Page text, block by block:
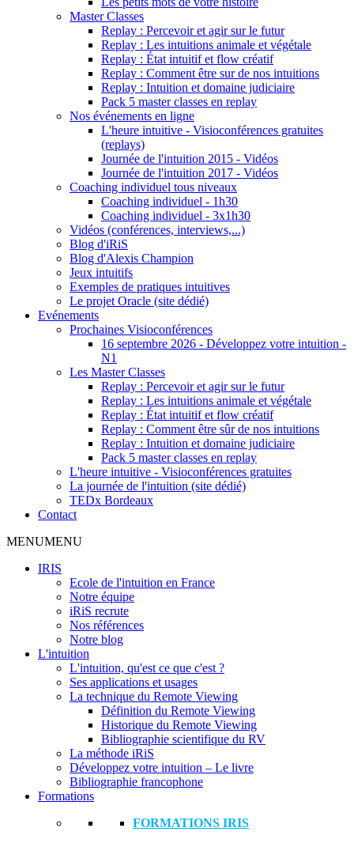
Master Classes
Replay : Percevoir et agir sur le futur
Replay : Les intuitions animale et végétale
Replay : État intuitif et flow créatif
Replay : Comment être sur de nos intuitions
Replay : Intuition et domaine judiciaire
Pack 5 master classes en replay
Nos événements en ligne
L'heure intuitive - Visioconférences gratuites
(replays)
Journée de l'intuition 2015 - Vidéos
Journée de l'intuition 2017 - Vidéos
Coaching individuel tous niveaux
Coaching individuel - 1h30
Coaching individuel - 3x1h30
Vidéos (conférences, interviews,...)
Blog d'iRiS
Blog d'Alexis Champion
Jeux intuitifs
Exemples de pratiques intuitives
Le projet Oracle (site dédié)
Evénements
Prochaines Visioconférences
16 septembre 2026 - Développez votre intuition -
N1
Les Master Classes
Replay : Percevoir et agir sur le futur
Replay : Les intuitions animale et végétale
Replay : État intuitif et flow créatif
Replay : Comment être sûr de nos intuitions
Replay : Intuition et domaine judiciaire
Pack 5 master classes en replay
L'heure intuitive - Visioconférences gratuites
La journée de l'intuition (site dédié)
TEDx Bordeaux
Contact
MENUMENU
IRIS
Ecole de l'intuition en France
Notre équipe
iRiS recrute
Nos références
Notre blog
L'intuition
L'intuition, qu'est ce que c'est ?
Ses applications et usages
La technique du Remote Viewing
Définition du Remote Viewing
Historique du Remote Viewing
Bibliographie scientifique du RV
La méthode iRiS
Développez votre intuition – Le livre
Bibliographie francophone
Formations
FORMATIONS IRIS